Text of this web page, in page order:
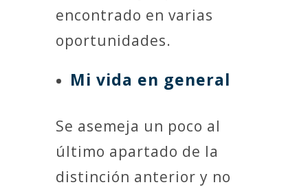
encontrado en varias
oportunidades.
Mi vida en general
Se asemeja un poco al
último apartado de la
distinción anterior y no